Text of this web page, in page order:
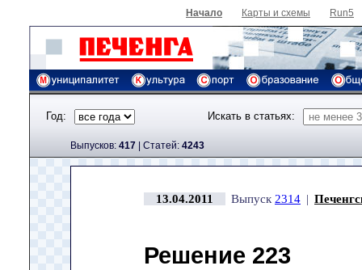
Начало Карты и схемы Run5
Год: Искать в статьях:
Выпусков: 417 | Cтатей: 4243
13.04.2011 Выпуск 2314 |
Решение 223